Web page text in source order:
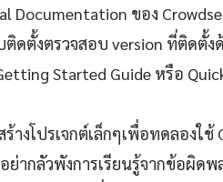
Documentation ของ
ดตั้งตรวจสอบ version ที่ติดตั้ง
Started Guide หรือ
ร้างโปรเจกต์เล็กๆเพื่อทดลองใช้
ย่ากลัวพังการเรียนรู้จากข้อผิด